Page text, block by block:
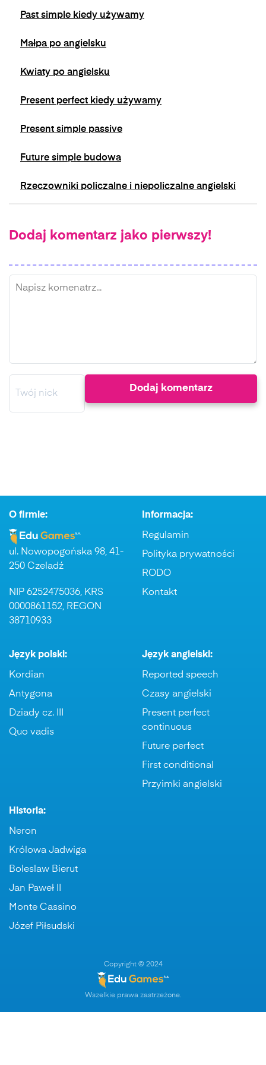
Past simple kiedy używamy
Małpa po angielsku
Kwiaty po angielsku
Present perfect kiedy używamy
Present simple passive
Future simple budowa
Rzeczowniki policzalne i niepoliczalne angielski
Dodaj komentarz jako pierwszy!
O firmie:
ul. Nowopogońska 98, 41-
250 Czeladź
NIP 6252475036, KRS
0000861152, REGON
38710933
Informacja:
Regulamin
Polityka prywatności
RODO
Kontakt
Język polski:
Kordian
Antygona
Dziady cz. III
Quo vadis
Język angielski:
Reported speech
Czasy angielski
Present perfect
continuous
Future perfect
First conditional
Przyimki angielski
Historia:
Neron
Królowa Jadwiga
Boleslaw Bierut
Jan Paweł II
Monte Cassino
Józef Piłsudski
Copyright © 2024
Wszelkie prawa zastrzeżone.